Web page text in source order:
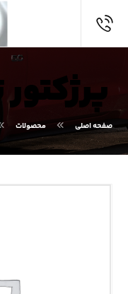
صفحه اصلی محصولات